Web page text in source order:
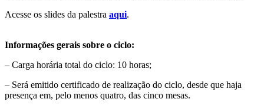
Acesse os slides da palestra aqui.
Informações gerais sobre o ciclo:
– Carga horária total do ciclo: 10 horas;
– Será emitido certificado de realização do ciclo, desde que haja
presença em, pelo menos quatro, das cinco mesas.